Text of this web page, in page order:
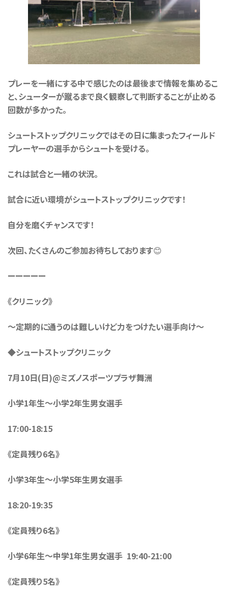
プレーを一緒にする中で感じたのは最後まで情報を集めるこ
と、シューターが蹴るまで良く観察して判断することが止める
回数が多かった。
シュートストップクリニックではその日に集まったフィールド
プレーヤーの選手からシュートを受ける。
これは試合と一緒の状況。
試合に近い環境がシュートストップクリニックです！
自分を磨くチャンスです！
次回、たくさんのご参加お待ちしております😊
ーーーーー
《クリニック》
〜定期的に通うのは難しいけど力をつけたい選手向け〜
◆シュートストップクリニック
7月10日(日)@ミズノスポーツプラザ舞洲
小学1年生〜小学2年生男女選手
17:00-18:15
《定員残り6名》
小学3年生〜小学5年生男女選手
18:20-19:35
《定員残り6名》
小学6年生〜中学1年生男女選手 19:40-21:00
《定員残り5名》